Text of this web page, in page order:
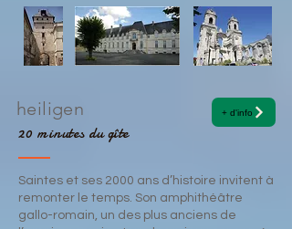
heiligen
20 minutes du gîte
+ d'info
Saintes et ses 2000 ans d’histoire invitent à
remonter le temps. Son amphithéâtre
gallo-romain, un des plus anciens de